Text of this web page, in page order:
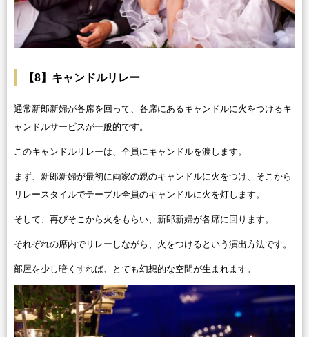
【8】キャンドルリレー
通常新郎新婦が各席を回って、各席にあるキャンドルに火をつけるキ
ャンドルサービスが一般的です。
このキャンドルリレーは、全員にキャンドルを渡します。
まず、新郎新婦が最初に両家の親のキャンドルに火をつけ、そこから
リレースタイルでテーブル全員のキャンドルに火を灯します。
そして、再びそこから火をもらい、新郎新婦が各席に回ります。
それぞれの席内でリレーしながら、火をつけるという演出方法です。
部屋を少し暗くすれば、とても幻想的な空間が生まれます。